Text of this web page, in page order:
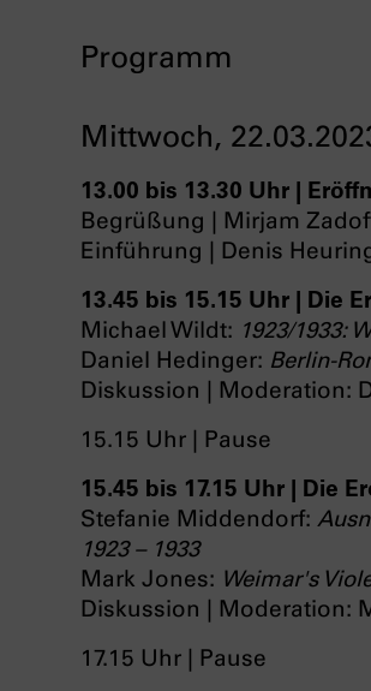
Programm
Mittwoch,
13.00 bis 13.30 Uhr |
Begrüßung | Mirjam
Einführung | Denis
13.45 bis 15.15 Uhr | Die
Michael Wildt: 1923/1933:
Daniel Hedinger: Berlin-
Diskussion | Moderation:
15.15 Uhr | Pause
15.45 bis 17.15 Uhr | Die
Stefanie Middendorf:
1923 – 1933
Mark Jones: Weimar's
Diskussion | Moderation:
17.15 Uhr | Pause